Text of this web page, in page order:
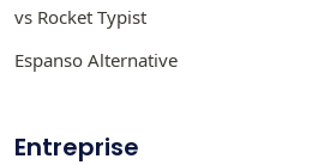
vs Rocket Typist
Espanso Alternative
Entreprise